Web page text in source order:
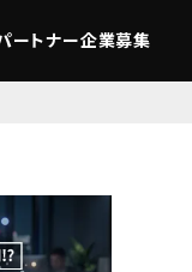
ートナー企業募集